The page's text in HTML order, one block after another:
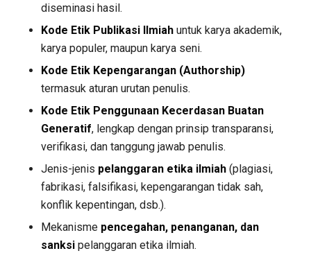
diseminasi hasil.
Kode Etik Publikasi Ilmiahuntuk karya akademik,
karya populer, maupun karya seni.
Kode Etik Kepengarangan (Authorship)
termasuk aturan urutan penulis.
Kode Etik Penggunaan Kecerdasan Buatan
Generatif, lengkap dengan prinsip transparansi,
verifikasi, dan tanggung jawab penulis.
Jenis-jenis pelanggaran etika ilmiah(plagiasi,
fabrikasi, falsifikasi, kepengarangan tidak sah,
konflik kepentingan, dsb.).
Mekanisme pencegahan, penanganan, dan
sanksipelanggaran etika ilmiah.